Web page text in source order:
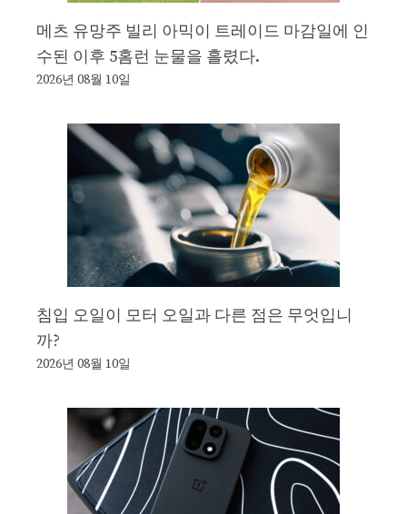
메츠 유망주 빌리 아믹이 트레이드 마감일에 인
수된 이후 5홈런 눈물을 흘렸다.
2026년 08월 10일
침입 오일이 모터 오일과 다른 점은 무엇입니
까?
2026년 08월 10일